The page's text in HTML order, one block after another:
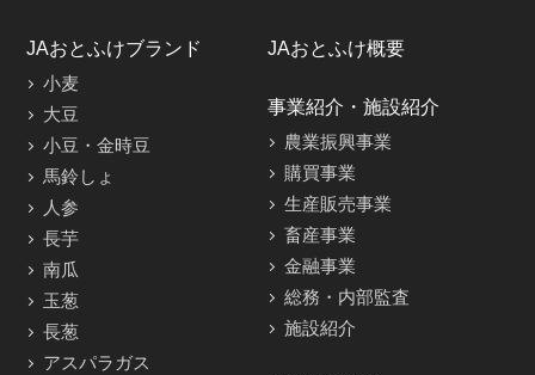
JAおとふけブランド
小麦
大豆
小豆・金時豆
馬鈴しょ
人参
長芋
南瓜
玉葱
長葱
アスパラガス
JAおとふけ概要
事業紹介・施設紹介
農業振興事業
購買事業
生産販売事業
畜産事業
金融事業
総務・内部監査
施設紹介